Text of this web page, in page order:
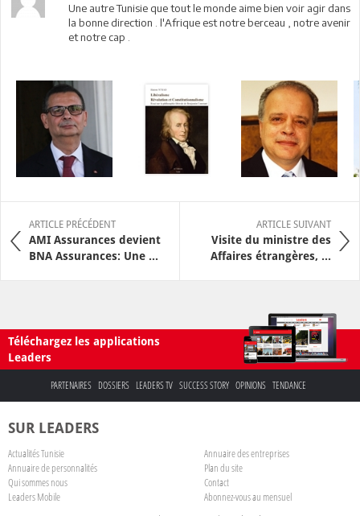
Une autre Tunisie que tout le monde aime bien voir agir dans
la bonne direction . l'Afrique est notre berceau , notre avenir
et notre cap .
ARTICLE PRÉCÉDENT
AMI Assurances devient
BNA Assurances: Une ...
ARTICLE SUIVANT
Visite du ministre des
Affaires étrangères, ...
Téléchargez les applications
Leaders
PARTENAIRES DOSSIERS LEADERS TV SUCCESS STORY OPINIONS TENDANCE
SUR LEADERS
Actualités Tunisie
Annuaire des entreprises
Annuaire de personnalités
Plan du site
Qui sommes nous
Contact
Leaders Mobile
Abonnez-vous au mensuel